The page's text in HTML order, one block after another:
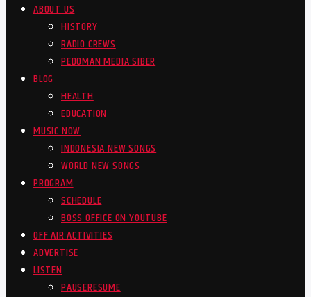
ABOUT US
HISTORY
RADIO CREWS
PEDOMAN MEDIA SIBER
BLOG
HEALTH
EDUCATION
MUSIC NOW
INDONESIA NEW SONGS
WORLD NEW SONGS
PROGRAM
SCHEDULE
BOSS OFFICE ON YOUTUBE
OFF AIR ACTIVITIES
ADVERTISE
LISTEN
PAUSERESUME